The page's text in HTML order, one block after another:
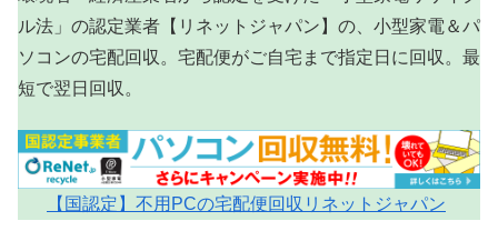
ル法」の認定業者【リネットジャパン】の、小型家電＆パ
ソコンの宅配回収。宅配便がご自宅まで指定日に回収。最
短で翌日回収。
【国認定】不用PCの宅配便回収リネットジャパン